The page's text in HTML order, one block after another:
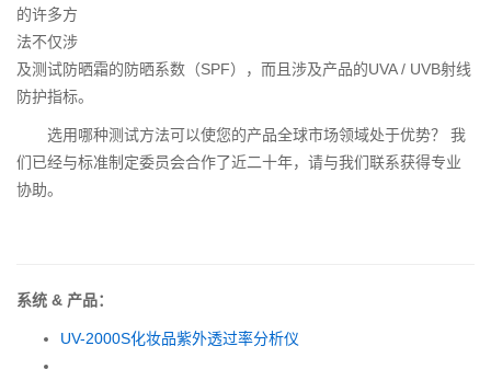
的许多方
法不仅涉
及测试防晒霜的防晒系数（SPF），而且涉及产品的UVA / UVB射线
防护指标。
选用哪种测试方法可以使您的产品全球市场领域处于优势？ 我
们已经与标准制定委员会合作了近二十年，请与我们联系获得专业
协助。
系统 & 产品：
UV-2000S化妆品紫外透过率分析仪